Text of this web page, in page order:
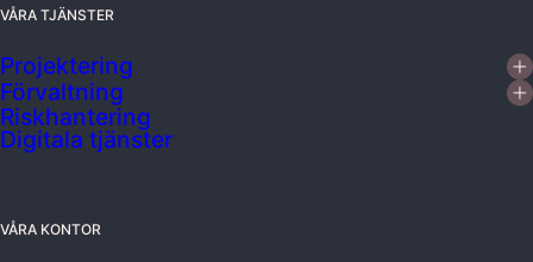
VÅRA TJÄNSTER
Projektering
Förvaltning
Riskhantering
Digitala tjänster
VÅRA KONTOR